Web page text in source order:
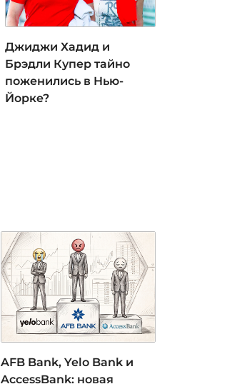
Джиджи Хадид и
Брэдли Купер тайно
поженились в Нью-
Йорке?
AFB Bank, Yelo Bank и
AccessBank: новая